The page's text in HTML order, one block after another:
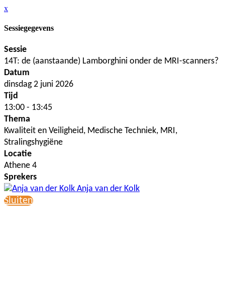
x
Sessiegegevens
Sessie
14T: de (aanstaande) Lamborghini onder de MRI-scanners?
Datum
dinsdag 2 juni 2026
Tijd
13:00 - 13:45
Thema
Kwaliteit en Veiligheid, Medische Techniek, MRI,
Stralingshygiëne
Locatie
Athene 4
Sprekers
Anja van der Kolk
Sluiten